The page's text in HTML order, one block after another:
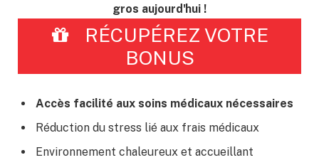
gros aujourd'hui !
RÉCUPÉREZ VOTRE
BONUS
Accès facilité aux soins médicaux nécessaires
Réduction du stress lié aux frais médicaux
Environnement chaleureux et accueillant